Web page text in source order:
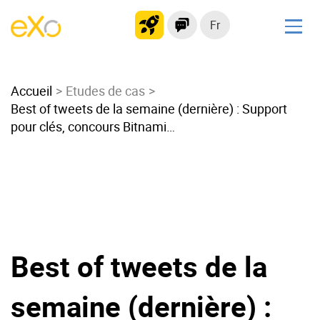
Fr
Intranet moderne
Plateforme collaborative
Réseau social
Migrer vers eXo Platform
Produit
Accueil
Etudes de cas
Best of tweets de la semaine (dernière) : Support
pour clés, concours Bitnami…
Best of tweets de la
semaine (dernière) :